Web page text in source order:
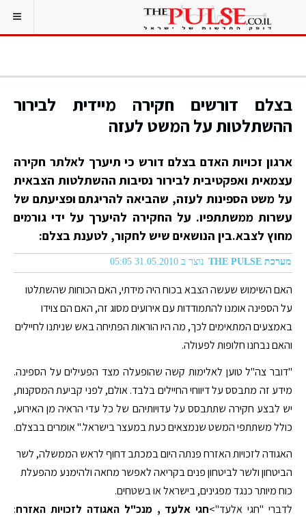
בצלם דורשים חקירה מיידית לבירור
ההשתלטות על המשט לעזה
ארגון זכויות האדם בצלם דורש כי תיערך לאלתר חקירה
עצמאית ואפקטיבית לבירור נסיבות ההשתלטות הצבאית
על משט הספינות לעזה, שהביאה להריגתם ופציעתם של
עשרות ממשתתפיו. על החקירה להיערך על ידי גורמים
מחוץ לצבא.בין הנושאים שיש לחקור, לטענת בצלם:
מערכת THE PULSE נוצר ב 31.05.2010 05:05
האם השימוש שעשה הצבא בכוח היה מידתי, האם הכוחות שהשתלטו
על הספינה אומנו להתמודדות עם אירועים מסוג זה, האם הם צוידו
באמצעים המתאימים לכך, מה היו הוראות הפתיחה באש שניתנו לחיילים
והאם נבחנו חלופות לפעולה.
"דובר צה"ל טוען לאלימות קשה שהופעלה מצד הפעילים על הספינה.
מידע זה מתבסס על דיווחי החיילים בלבד. אולם, לפני קביעת המסקנות,
יש לבצע חקירה שתתבסס על עדויותיהם של כל עדי הראיה מן האירוע,
כולל משתתפי המשט שנמצאים כעת במעצר בישראל." אומרים בבצלם.
האגודה לזכויות האזרח פנתה היום במכתב דחוף לראש הממשלה, לשר
הביטחון ולשר לביטחון פנים בקריאה לאפשר מחאה ולהימנע מהפעלת
כוח מיותר כנגד מפגינים, בישראל או בשטחים.
לדברי "חגי אלעד">חגי אלעד , מנכ"ל האגודה לזכויות האזרח: